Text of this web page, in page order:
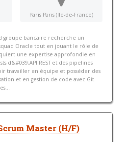
Paris Paris (Ile-de-France)
groupe bancaire recherche un
Oracle tout en jouant le rôle de
une expertise approfondie en
d&#039;API REST et des pipelines
travailler en équipe et posséder des
et en gestion de code avec Git.
Master (H/F)